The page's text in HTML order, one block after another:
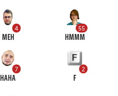
4
MEH
55
HMMM
7
HAHA
2
F